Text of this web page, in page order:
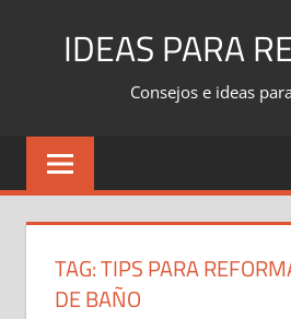
IDEAS PARA
Consejos e ideas
TAG:TIPS PARA
DE BAÑO